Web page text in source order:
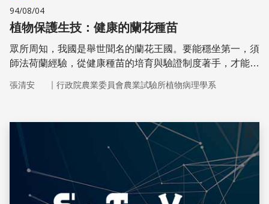
94/08/04
植物保護生技：健康的蘭花種苗
眾所周知，我國是舉世聞名的蘭花王國。要能穩坐第一，須
師法荷蘭經驗，從健康種苗的培育與驗證制度著手，才能提
張清安 ｜ 行政院農業委員會農業試驗所植物病理學系
儲存